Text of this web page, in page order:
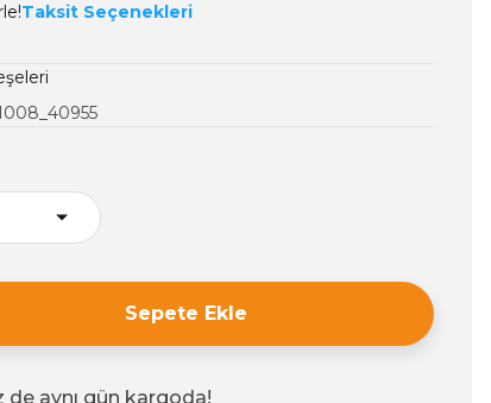
Taksit Seçenekleri
Sepete Ekle
aynı gün kargoda!